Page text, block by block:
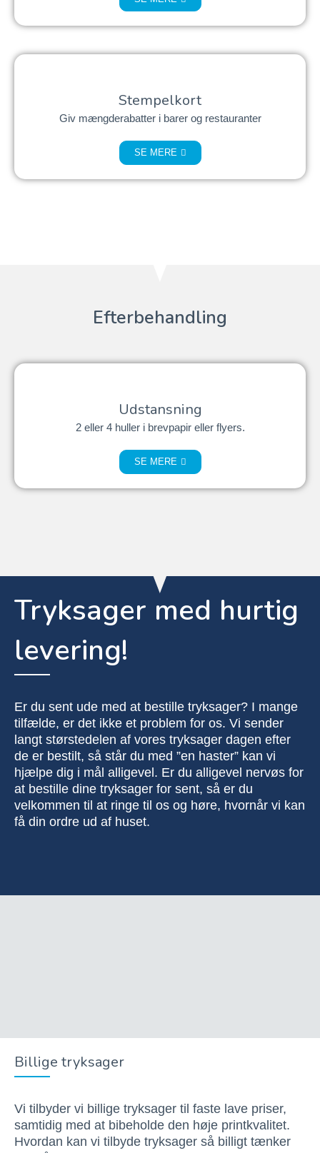
Stempelkort
Giv mængderabatter i barer og restauranter
SE MERE
Efterbehandling
Udstansning
2 eller 4 huller i brevpapir eller flyers.
SE MERE
Tryksager med hurtig
levering!
Er du sent ude med at bestille tryksager? I mange
tilfælde, er det ikke et problem for os. Vi sender
langt størstedelen af vores tryksager dagen efter
de er bestilt, så står du med ”en haster” kan vi
hjælpe dig i mål alligevel. Er du alligevel nervøs for
at bestille dine tryksager for sent, så er du
velkommen til at ringe til os og høre, hvornår vi kan
få din ordre ud af huset.
Billige tryksager
Vi tilbyder vi billige tryksager til faste lave priser,
samtidig med at bibeholde den høje printkvalitet.
Hvordan kan vi tilbyde tryksager så billigt tænker